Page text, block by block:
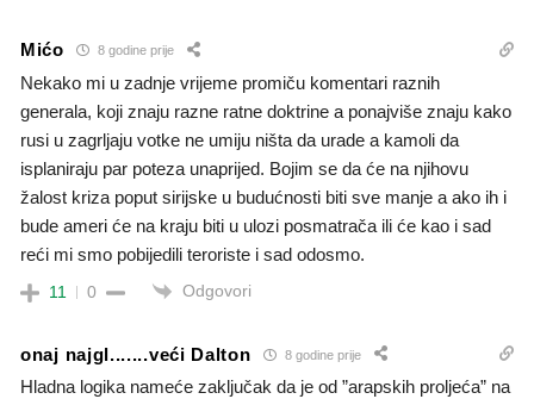
Mićo 8 godine prije
Nekako mi u zadnje vrijeme promiču komentari raznih
generala, koji znaju razne ratne doktrine a ponajviše znaju kako
rusi u zagrljaju votke ne umiju ništa da urade a kamoli da
isplaniraju par poteza unaprijed. Bojim se da će na njihovu
žalost kriza poput sirijske u budućnosti biti sve manje a ako ih i
bude ameri će na kraju biti u ulozi posmatrača ili će kao i sad
reći mi smo pobijedili teroriste i sad odosmo.
11 0 Odgovori
onaj najgl.......veći Dalton 8 godine prije
Hladna logika nameće zaključak da je od ”arapskih proljeća” na